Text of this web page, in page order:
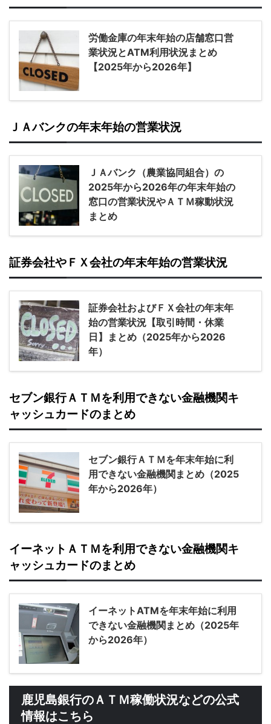
労働金庫の年末年始の店舗窓口営
業状況とATM利用状況まとめ
【2025年から2026年】
ＪＡバンクの年末年始の営業状況
ＪＡバンク（農業協同組合）の
2025年から2026年の年末年始の
窓口の営業状況やＡＴＭ稼動状況
まとめ
証券会社やＦＸ会社の年末年始の営業状況
証券会社およびＦＸ会社の年末年
始の営業状況【取引時間・休業
日】まとめ（2025年から2026
年）
セブン銀行ＡＴＭを利用できない金融機関キ
ャッシュカードのまとめ
セブン銀行ＡＴＭを年末年始に利
用できない金融機関まとめ（2025
年から2026年）
イーネットＡＴＭを利用できない金融機関キ
ャッシュカードのまとめ
イーネットATMを年末年始に利用
できない金融機関まとめ（2025年
から2026年）
鹿児島銀行のＡＴＭ稼働状況などの公式
情報はこちら